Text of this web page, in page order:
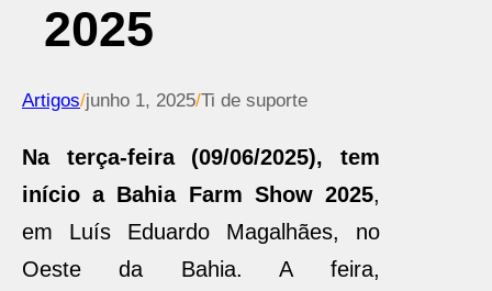
2025
Artigos/junho 1, 2025/Ti de suporte
Na terça-feira (09/06/2025), tem
início a Bahia Farm Show 2025,
em Luís Eduardo Magalhães, no
Oeste da Bahia. A feira,